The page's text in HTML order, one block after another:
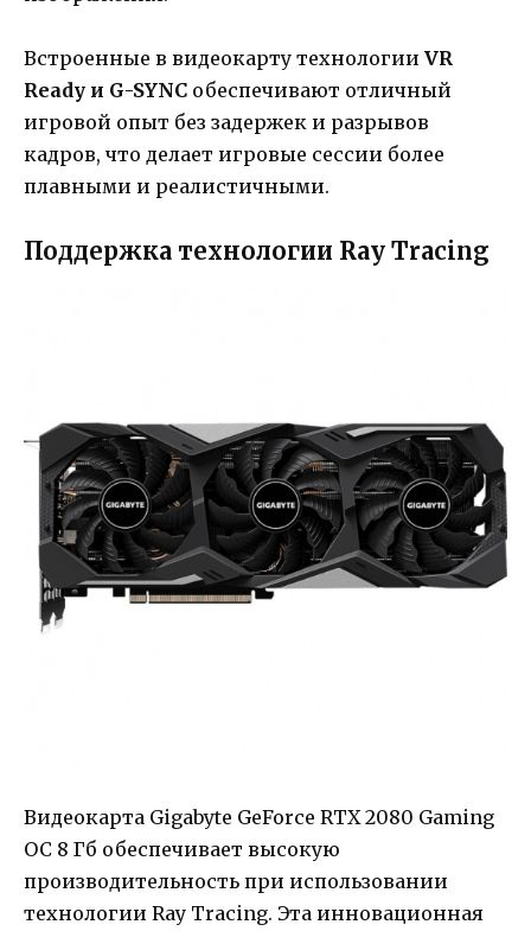
Встроенные в видеокарту технологии VR
Ready и G-SYNC обеспечивают отличный
игровой опыт без задержек и разрывов
кадров, что делает игровые сессии более
плавными и реалистичными.
Поддержка технологии Ray Tracing
Видеокарта Gigabyte GeForce RTX 2080 Gaming
OC 8 Гб обеспечивает высокую
производительность при использовании
технологии Ray Tracing. Эта инновационная